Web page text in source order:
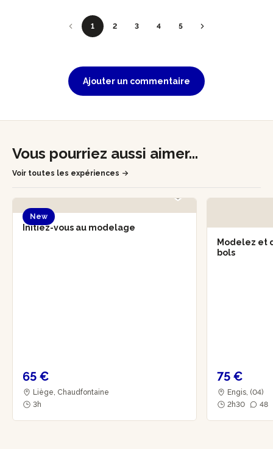
1 2 3 4 5
Ajouter un commentaire
Vous pourriez aussi aimer...
Voir toutes les expériences
New
Initiez-vous au modelage
65 €
Liège, Chaudfontaine
3h
Modelez et
bols
75 €
Engis, (04)
2h30
48